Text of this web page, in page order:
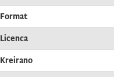
Format
Licenca
Kreirano